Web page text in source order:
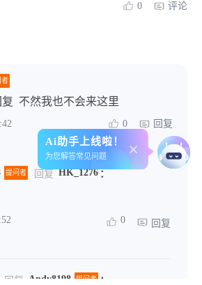
Ai助手上线啦！
为您解答常见问题
0
评论
者
不然我也不会来这里
0
回复
提问者 回复 HK_1276 ：
0
回复
回复 Andy8198 提问者 ：